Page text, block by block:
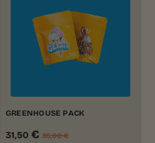
GREENHOUSE PACK
31,50 € 35,00€